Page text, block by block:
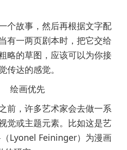
故事，然后再根据文字配
有一两页剧本时，把它交给
略的草图，应该可以为你接
传达的感觉。
画优先
，许多艺术家会去做一系
觉或主题元素。比如这是艺
Lyonel Feininger）为漫画